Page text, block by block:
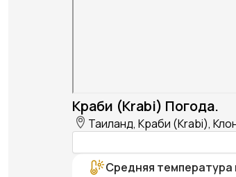
Краби (Krabi) Погода.
Таиланд, Краби (Krabi),
Средняя температура